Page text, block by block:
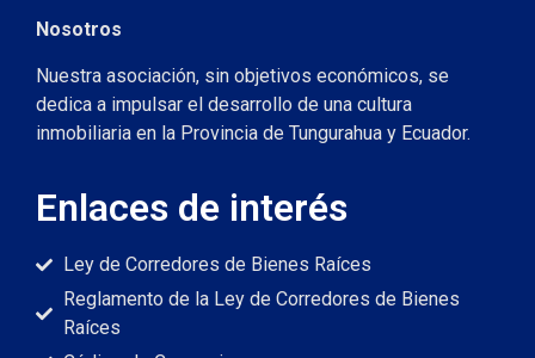
Nosotros
Nuestra asociación, sin objetivos económicos, se
dedica a impulsar el desarrollo de una cultura
inmobiliaria en la Provincia de Tungurahua y Ecuador.
Enlaces de interés
Ley de Corredores de Bienes Raíces
Reglamento de la Ley de Corredores de Bienes
Raíces